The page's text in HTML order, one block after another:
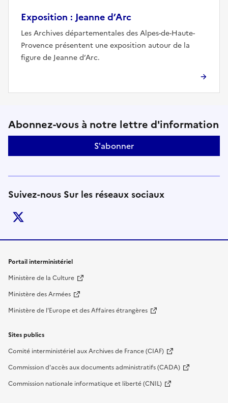
Exposition : Jeanne d’Arc
Les Archives départementales des Alpes-de-Haute-
Provence présentent une exposition autour de la
figure de Jeanne d’Arc.
Suivez-nous sur le réseaux
Abonnez-vous à notre lettre d'information
S'abonner
Suivez-nous Sur les réseaux sociaux
Liens de bas de page
Portail interministériel
Ministère de la Culture
Ministère des Armées
Ministère de l'Europe et des Affaires étrangères
Sites publics
Comité interministériel aux Archives de France (CIAF)
Commission d'accès aux documents administratifs (CADA)
Commission nationale informatique et liberté (CNIL)